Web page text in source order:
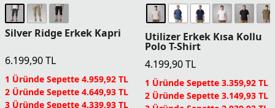
Silver Ridge Erkek Kapri
6.199,90TL
1 Üründe Sepette 4.959,92 TL
2 Üründe Sepette 4.649,93 TL
3 Üründe Sepette 4.339,93 TL
Utilizer Erkek Kısa Kollu
Polo T-Shirt
4.199,90TL
1 Üründe Sepette 3.359,92 TL
2 Üründe Sepette 3.149,93 TL